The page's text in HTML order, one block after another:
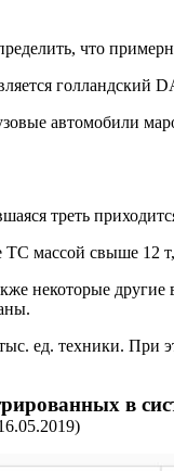
что
голландский
автомобили
треть
массой свыше 12
некоторые
ед. техники. При
в